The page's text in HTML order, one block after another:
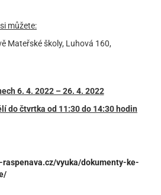
můžete:
Mateřské školy, Luhová 160,
6. 4. 2022 – 26. 4. 2022
do čtvrtka od 11:30 do 14:30 hodin
raspenava.cz/vyuka/dokumenty-ke-